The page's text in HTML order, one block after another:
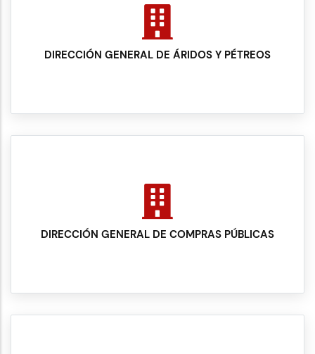
DIRECCIÓN GENERAL DE ÁRIDOS Y PÉTREOS
DIRECCIÓN GENERAL DE COMPRAS PÚBLICAS